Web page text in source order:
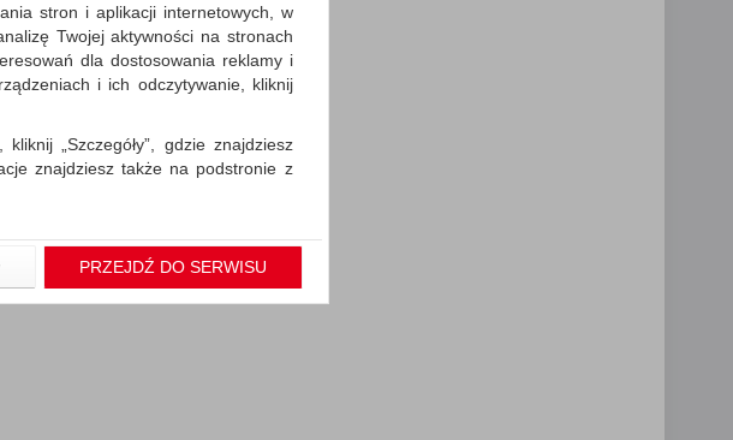
stron i aplikacji internetowych, w
Twojej aktywności na stronach
dla dostosowania reklamy i
i ich odczytywanie, kliknij
„Szczegóły”, gdzie znajdziesz
znajdziesz także na podstronie z
prawidłową realizację Umowy z
strony www, a w szczególności np.
Państwu prawidłowych
jest Państwa wcześniejsza zgoda
PRZEJDŹ DO SERWISU